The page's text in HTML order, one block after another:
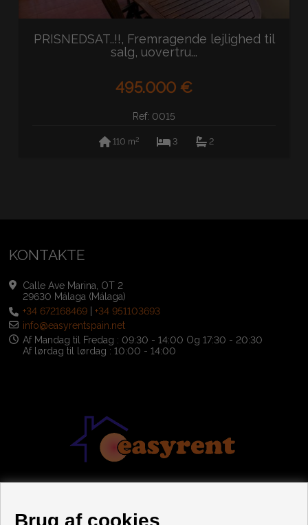
PRISNEDSAT..!!, Fremragende lejlighed til
salg, uovertru...
495.000 €
Ref: 0015
110 m2 3 2
KONTAKTE
Calle Ave Marina, OT 2
29630 Málaga (Málaga)
+34 672168469 |+34 951103693
info@easyrentspain.net
Af Mandag til Fredag : 09:30 - 14:00 Og 17:30 - 20:30
Af lørdag til lørdag : 10:00 - 14:00
Brug af cookies